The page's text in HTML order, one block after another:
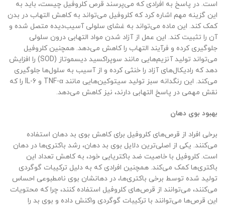
است. در پاسخ به افرادی که می‌پرسند قرص کلروفیل چیست، باید به
این گزینه مهم اشاره کرد که کلروفیل می‌تواند به کاهش التهاب در بدن
کمک کند. این ماده می‌تواند به غشای سلولی آسیب‌دیده متصل شده و
آن را تثبیت کند. این عمل از آزاد شدن مواد التهابی درون سلولی
جلوگیری کرده و فرآیند التهاب را کاهش می‌دهد. همچنین کلروفیل
می‌تواند تولید آنزیم‌هایی مانند سوپراکسید دیسموتاز (SOD) را افزایش
دهد که رادیکال‌های آزاد را خنثی کرده و از آسیب به سلول‌ها جلوگیری
می‌کند. این رنگدانه سبز تولید سیتوکین‌هایی مانند TNF-α و IL-6 را که
نقش مهمی در پاسخ التهابی دارند، نیز کاهش می‌دهد.
بهبود بوی دهان
برخی افراد از قرص‌های کلروفیل برای کاهش بوی بد دهان استفاده
می‌کنند. یکی از اصلی‌ترین دلایل بوی بد دهان، رشد باکتری‌ها در دهان
است. کلروفیل با خاصیت ضد باکتریایی خود، به کاهش تعداد این
باکتری‌ها کمک می‌کند. همچنین افرادی که به دلیل ترکیبات گوگردی
تولید شده توسط برخی باکتری‌ها، در دهانشان بوی نامطبوعی احساس
می‌کنند، می‌توانند از قرص‌های کلروفیل استفاده کنند، چرا که محتویات
این قرص‌ها می‌توانند با ترکیبات گوگردی واکنش داده و بوی بد را